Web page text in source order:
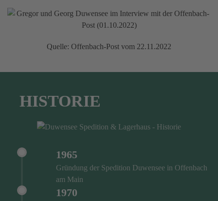
Quelle: Offenbach-Post vom 22.11.2022
HISTORIE
1965
Gründung der Spedition Duwensee in Offenbach
am Main
1970